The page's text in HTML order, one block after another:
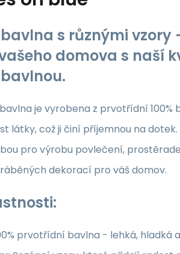
s různými vzory
domova s naší
je vyrobena z prvotřídní 100%
látky, což ji činí příjemnou na
pro výrobu povlečení,
dekorací pro váš domov.
prvotřídní bavlna - lehká, hladká